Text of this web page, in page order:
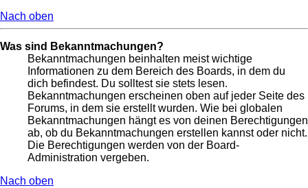
Nach oben
Was sind Bekanntmachungen?
Bekanntmachungen beinhalten meist wichtige
Informationen zu dem Bereich des Boards, in dem du
dich befindest. Du solltest sie stets lesen.
Bekanntmachungen erscheinen oben auf jeder Seite des
Forums, in dem sie erstellt wurden. Wie bei globalen
Bekanntmachungen hängt es von deinen Berechtigungen
ab, ob du Bekanntmachungen erstellen kannst oder nicht.
Die Berechtigungen werden von der Board-
Administration vergeben.
Nach oben